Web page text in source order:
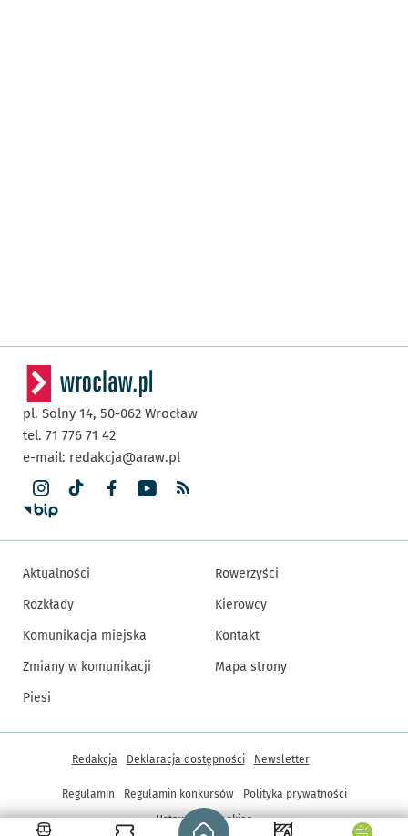
Strona główna - wroclaw.pl
pl. Solny 14, 50-062 Wrocław
tel. 71 776 71 42
e-mail: redakcja@araw.pl
Aktualności
Rozkłady
Komunikacja miejska
Zmiany w komunikacji
Piesi
Rowerzyści
Kierowcy
Kontakt
Mapa strony
Inne informacje
Redakcja Deklaracja dostępności Newsletter
Regulamin Regulamin konkursów
Polityka prywatności
Ustawienia cookies